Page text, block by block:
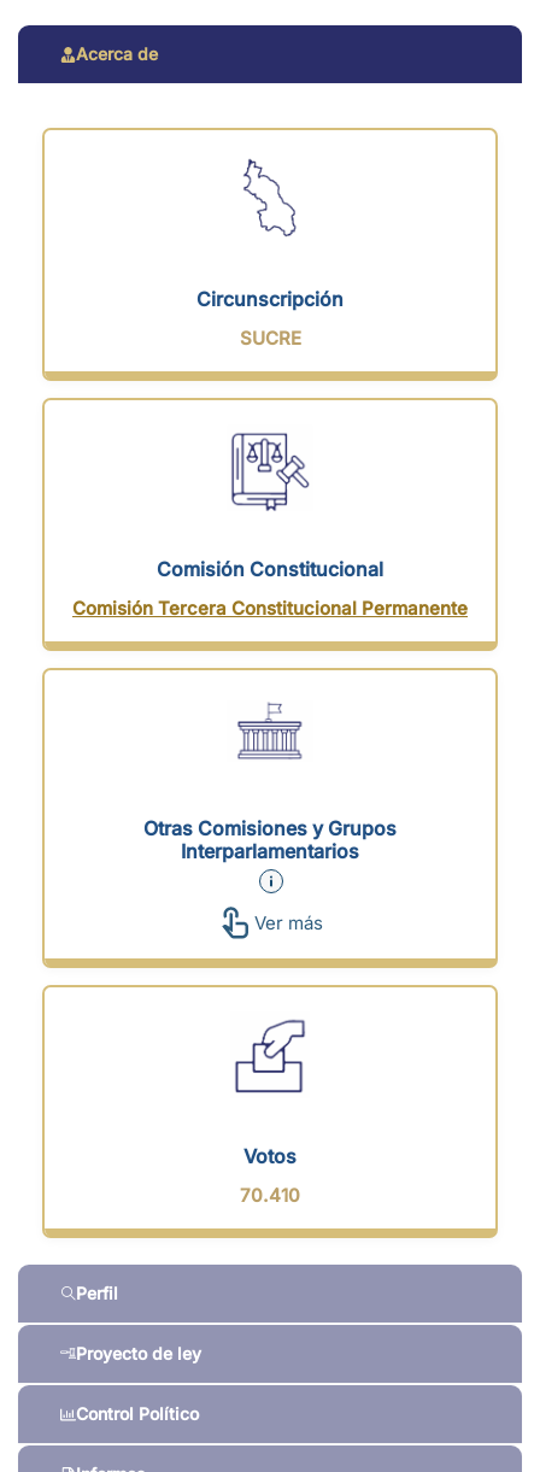
Acerca de
Perfil
Proyecto de ley
Control Político
Circunscripción
SUCRE
Comisión Constitucional
Comisión Tercera Constitucional Permanente
Otras Comisiones y Grupos
Interparlamentarios
Ver más
Votos
70.410